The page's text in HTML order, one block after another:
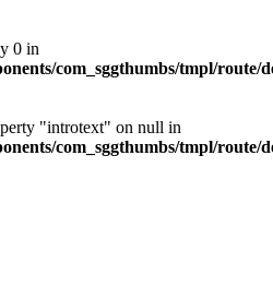
0 in
com_sggthumbs/tmpl/route/
"introtext" on null in
com_sggthumbs/tmpl/route/